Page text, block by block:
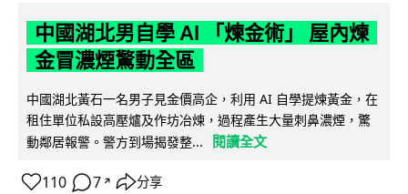
中國湖北男自學 AI 「煉金術」 屋內煉
金冒濃煙驚動全區
中國湖北黃石一名男子見金價高企，利用 AI 自學提煉黃金，在
租住單位私設高壓爐及作坊冶煉，過程產生大量刺鼻濃煙，驚
動鄰居報警。警方到場揭發整...
閱讀全文
110 7 ↗ 分享